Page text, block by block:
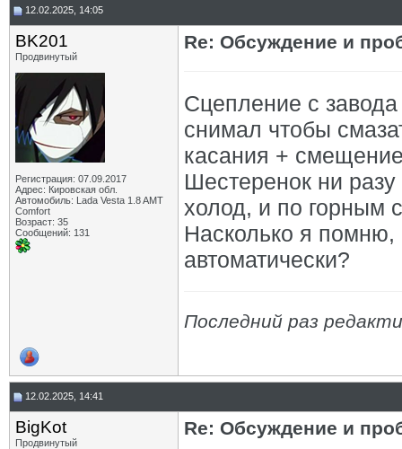
12.02.2025, 14:05
BK201
Продвинутый
Регистрация: 07.09.2017
Адрес: Кировская обл.
Автомобиль: Lada Vesta 1.8 AMT
Comfort
Возраст: 35
Сообщений: 131
Re: Обсуждение и
Сцепление с
снимал чтобы
касания +
Шестеренок ни
холод, и по горным
Насколько я помню,
автоматически?
Последний раз
12.02.2025, 14:41
BigKot
Продвинутый
Re: Обсуждение и